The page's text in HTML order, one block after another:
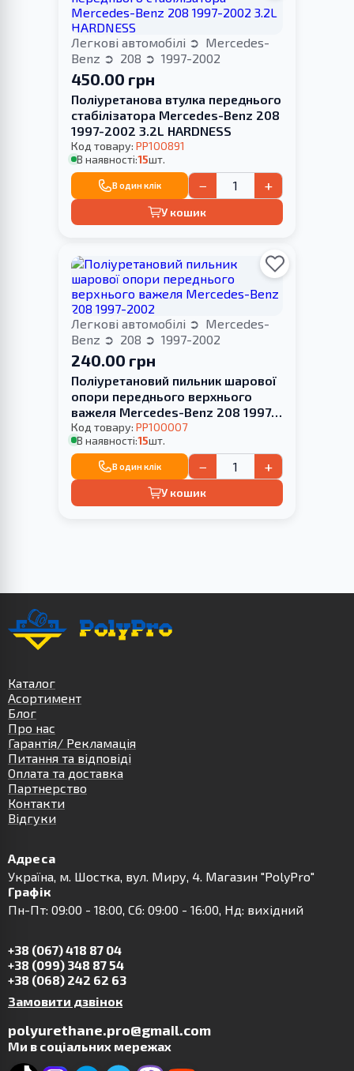
Легкові автомобілі
Mercedes-
Benz
208 1997-2002
450.00 грн
Поліуретанова втулка переднього
стабілізатора Merсedes-Benz 208
1997-2002 3.2L HARDNESS
Код товару: PP100891
В наявності:15шт.
В один клік − +
У кошик
Легкові автомобілі
Mercedes-
Benz
208 1997-2002
240.00 грн
Поліуретановий пильник шарової
опори переднього верхнього
важеля Mercedes-Benz 208 1997-
2002
Код товару: PP100007
В наявності:15шт.
В один клік − +
У кошик
Каталог
Асортимент
Блог
Про нас
Гарантія/ Рекламація
Питання та відповіді
Оплата та доставка
Партнерство
Контакти
Відгуки
Адреса
Українa, м. Шостка, вул. Миру, 4. Магазин "PolyPro"
Графік
Пн-Пт: 09:00 - 18:00, Сб: 09:00 - 16:00, Нд: вихідний
+38 (067) 418 87 04
+38 (099) 348 87 54
+38 (068) 242 62 63
Замовити дзвінок
polyurethane.pro@gmail.com
Ми в соціальних мережах